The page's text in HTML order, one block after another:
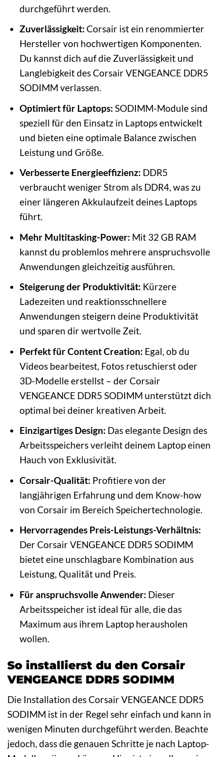
durchgeführt werden.
Zuverlässigkeit: Corsair ist ein renommierter
Hersteller von hochwertigen Komponenten.
Du kannst dich auf die Zuverlässigkeit und
Langlebigkeit des Corsair VENGEANCE DDR5
SODIMM verlassen.
Optimiert für Laptops: SODIMM-Module sind
speziell für den Einsatz in Laptops entwickelt
und bieten eine optimale Balance zwischen
Leistung und Größe.
Verbesserte Energieeffizienz: DDR5
verbraucht weniger Strom als DDR4, was zu
einer längeren Akkulaufzeit deines Laptops
führt.
Mehr Multitasking-Power: Mit 32 GB RAM
kannst du problemlos mehrere anspruchsvolle
Anwendungen gleichzeitig ausführen.
Steigerung der Produktivität: Kürzere
Ladezeiten und reaktionsschnellere
Anwendungen steigern deine Produktivität
und sparen dir wertvolle Zeit.
Perfekt für Content Creation: Egal, ob du
Videos bearbeitest, Fotos retuschierst oder
3D-Modelle erstellst – der Corsair
VENGEANCE DDR5 SODIMM unterstützt dich
optimal bei deiner kreativen Arbeit.
Einzigartiges Design: Das elegante Design des
Arbeitsspeichers verleiht deinem Laptop einen
Hauch von Exklusivität.
Corsair-Qualität: Profitiere von der
langjährigen Erfahrung und dem Know-how
von Corsair im Bereich Speichertechnologie.
Hervorragendes Preis-Leistungs-Verhältnis:
Der Corsair VENGEANCE DDR5 SODIMM
bietet eine unschlagbare Kombination aus
Leistung, Qualität und Preis.
Für anspruchsvolle Anwender: Dieser
Arbeitsspeicher ist ideal für alle, die das
Maximum aus ihrem Laptop herausholen
wollen.
So installierst du den Corsair
VENGEANCE DDR5 SODIMM
Die Installation des Corsair VENGEANCE DDR5
SODIMM ist in der Regel sehr einfach und kann in
wenigen Minuten durchgeführt werden. Beachte
jedoch, dass die genauen Schritte je nach Laptop-